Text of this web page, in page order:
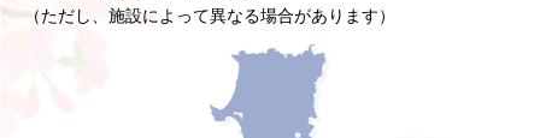
（ただし、施設によって異なる場合があります）